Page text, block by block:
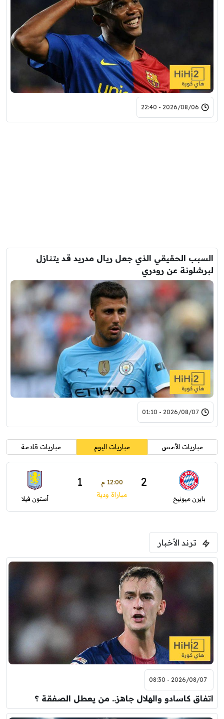
2026/08/06 - 22:40
السبب الحقيقي الذي جعل ريال مدريد قد يتنازل
لبرشلونة عن رودري
2026/08/07 - 01:10
مباريات الأمس مباريات اليوم مباريات قادمة
بايرن ميونيخ
2 12:00 م 1
مباراة ودية أستون فيلا
ترند الأخبار
2026/08/07 - 08:30
اتفاق كاسادو والهلال جاهز.. من يعطل الصفقة ؟